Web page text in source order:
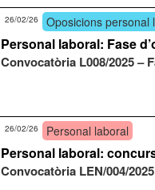
Oposicions personal
26/02/26
Personal laboral: Fase
Convocatòria L008/2025 –
Personal laboral
26/02/26
Personal laboral:
Convocatòria LEN/004/2025